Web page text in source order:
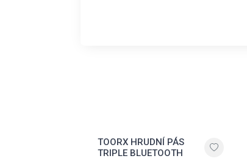
TOORX HRUDNÍ PÁS
TRIPLE BLUETOOTH